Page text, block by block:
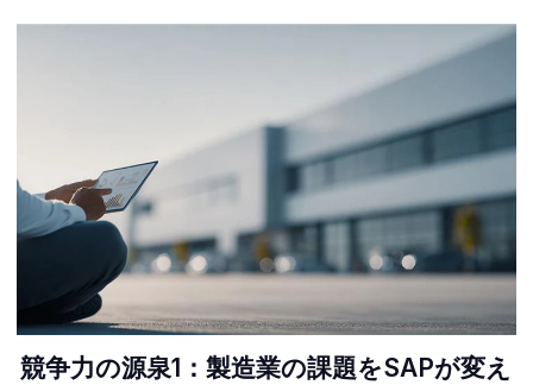
競争力の源泉1：製造業の課題をSAPが変え